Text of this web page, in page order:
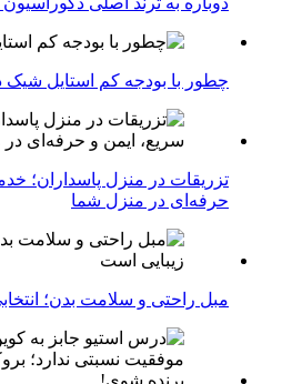
چطور با بودجه کم استایل شیک
تزریقات در منزل پاسداران؛
حرفه‌ای در منزل شما
مبل راحتی و سلامت بدن؛